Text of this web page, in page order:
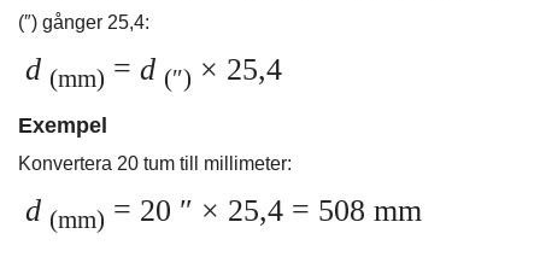
(″) gånger 25,4:
d (mm) = d (″) × 25,4
Exempel
Konvertera 20 tum till millimeter:
d (mm) = 20 ″ × 25,4 = 508 mm